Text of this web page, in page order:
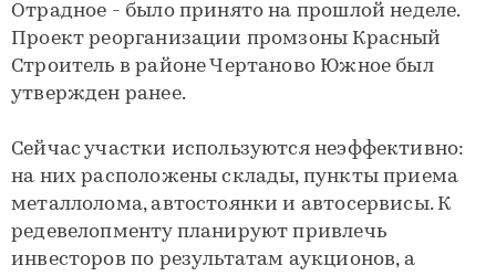
Отрадное - было принято на прошлой неделе.
Проект реорганизации промзоны Красный
Строитель в районе Чертаново Южное был
утвержден ранее.
Сейчас участки используются неэффективно:
на них расположены склады, пункты приема
металлолома, автостоянки и автосервисы. К
редевелопменту планируют привлечь
инвесторов по результатам аукционов, а